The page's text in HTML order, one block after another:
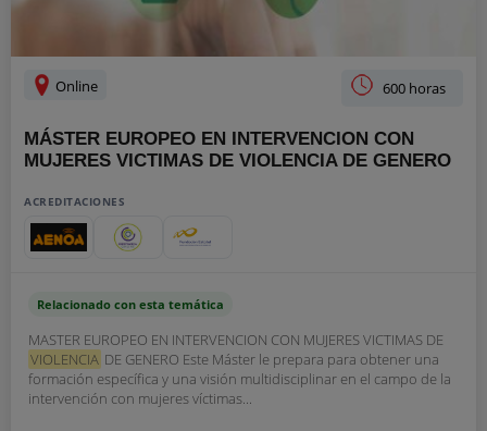
Online 600 horas
MÁSTER EUROPEO EN INTERVENCION CON
MUJERES VICTIMAS DE VIOLENCIA DE GENERO
ACREDITACIONES
Relacionado con esta temática
MASTER EUROPEO EN INTERVENCION CON MUJERES VICTIMAS DE
VIOLENCIA DE GENERO Este Máster le prepara para obtener una
formación específica y una visión multidisciplinar en el campo de la
intervención con mujeres víctimas...